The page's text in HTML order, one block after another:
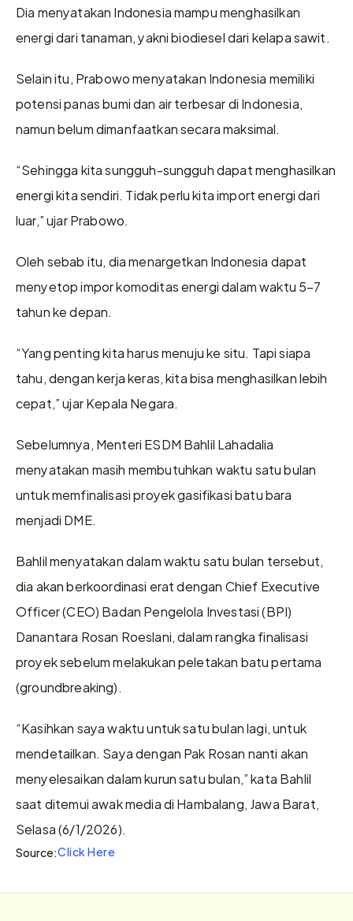
Dia menyatakan Indonesia mampu menghasilkan
energi dari tanaman, yakni biodiesel dari kelapa sawit.
Selain itu, Prabowo menyatakan Indonesia memiliki
potensi panas bumi dan air terbesar di Indonesia,
namun belum dimanfaatkan secara maksimal.
“Sehingga kita sungguh-sungguh dapat menghasilkan
energi kita sendiri. Tidak perlu kita import energi dari
luar,” ujar Prabowo.
Oleh sebab itu, dia menargetkan Indonesia dapat
menyetop impor komoditas energi dalam waktu 5–7
tahun ke depan.
“Yang penting kita harus menuju ke situ. Tapi siapa
tahu, dengan kerja keras, kita bisa menghasilkan lebih
cepat,” ujar Kepala Negara.
Sebelumnya, Menteri ESDM Bahlil Lahadalia
menyatakan masih membutuhkan waktu satu bulan
untuk memfinalisasi proyek gasifikasi batu bara
menjadi DME.
Bahlil menyatakan dalam waktu satu bulan tersebut,
dia akan berkoordinasi erat dengan Chief Executive
Officer (CEO) Badan Pengelola Investasi (BPI)
Danantara Rosan Roeslani, dalam rangka finalisasi
proyek sebelum melakukan peletakan batu pertama
(groundbreaking).
“Kasihkan saya waktu untuk satu bulan lagi, untuk
mendetailkan. Saya dengan Pak Rosan nanti akan
menyelesaikan dalam kurun satu bulan,” kata Bahlil
saat ditemui awak media di Hambalang, Jawa Barat,
Selasa (6/1/2026).
Source:Click Here